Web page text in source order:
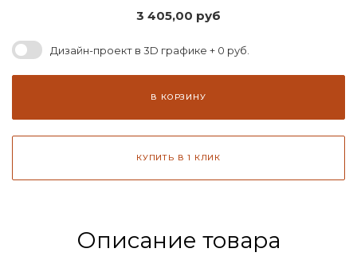
3 405,00 руб
Дизайн-проект в 3D графике + 0 руб.
В КОРЗИНУ
КУПИТЬ В 1 КЛИК
Описание товара